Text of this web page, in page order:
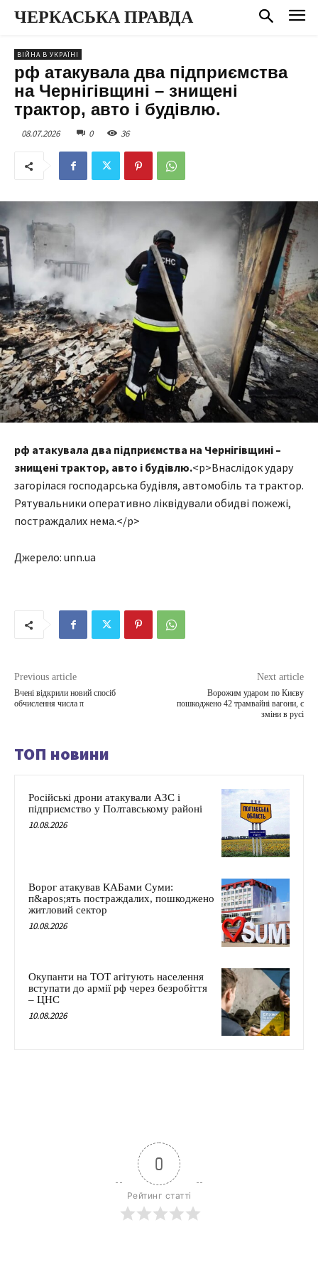
ЧЕРКАСЬКА ПРАВДА
ВІЙНА В УКРАЇНІ
рф атакувала два підприємства
на Чернігівщині – знищені
трактор, авто і будівлю.
08.07.2026 0 36
рф атакувала два підприємства на Чернігівщині –
знищені трактор, авто і будівлю.<p>Внаслідок удару
загорілася господарська будівля, автомобіль та трактор.
Рятувальники оперативно ліквідували обидві пожежі,
постраждалих нема.</p>
Джерело: unn.ua
Previous article
Вчені відкрили новий спосіб
обчислення числа π
Next article
Ворожим ударом по Києву
пошкоджено 42 трамвайні вагони, є
зміни в русі
ТОП новини
Російські дрони атакували АЗС і
підприємство у Полтавському районі
10.08.2026
Ворог атакував КАБами Суми:
п&apos;ять постраждалих, пошкоджено
житловий сектор
10.08.2026
Окупанти на ТОТ агітують населення
вступати до армії рф через безробіття
– ЦНС
10.08.2026
0
Рейтинг статті